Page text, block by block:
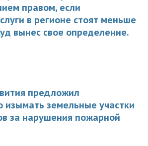
правом, если
в регионе стоят меньше
вынес свое определение.
предложил
изымать земельные участки
за нарушения пожарной